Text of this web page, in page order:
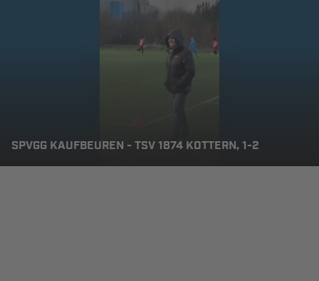
SPVGG KAUFBEUREN - TSV 1874 KOTTERN, 1-2